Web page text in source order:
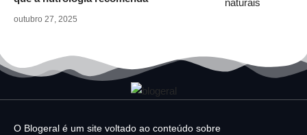
outubro 27, 2025
O Blogeral é um site voltado ao conteúdo sobre